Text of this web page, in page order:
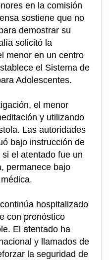
en la comisión
sostiene que no
demostrar su
solicitó la
menor en un centro
el Sistema de
Adolescentes.
el menor
y utilizando
Las autoridades
bajo instrucción de
el atentado fue un
permanece bajo
hospitalizado
con pronóstico
El atentado ha
y llamados de
la seguridad de